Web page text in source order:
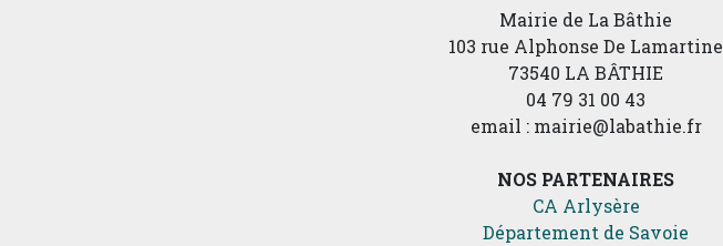
Mairie de La Bâthie
103 rue Alphonse De Lamartine
73540 LA BÂTHIE
04 79 31 00 43
email : mairie@labathie.fr
NOS PARTENAIRES
CA Arlysère
Département de Savoie